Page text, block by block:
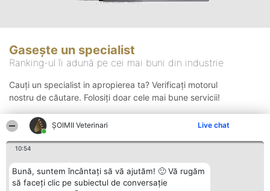
ȘOIMII Veterinari Live chat
10:54
Bună, suntem încântați să vă ajutăm! 🙂 Vă rugăm
să faceți clic pe subiectul de conversație
Gasește un specialist
Ranking-ul îi adună pe cei mai buni din industrie
Cauți un specialist in apropierea ta? Verificați motorul
nostru de căutare. Folosiți doar cele mai bune servicii!